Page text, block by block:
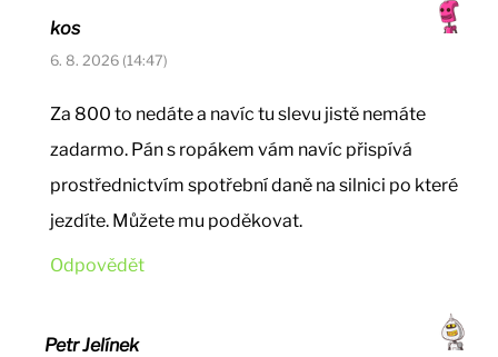
kos
6. 8. 2026 (14:47)
Za 800 to nedáte a navíc tu slevu jistě nemáte
zadarmo. Pán s ropákem vám navíc přispívá
prostřednictvím spotřební daně na silnici po které
jezdíte. Můžete mu poděkovat.
Odpovědět
Petr Jelínek